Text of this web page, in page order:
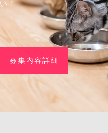
い！
募集内容詳細